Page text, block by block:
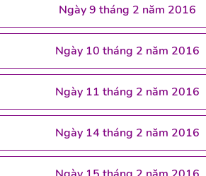
Ngày 9 tháng 2 năm 2016
Ngày 10 tháng 2 năm 2016
Ngày 11 tháng 2 năm 2016
Ngày 14 tháng 2 năm 2016